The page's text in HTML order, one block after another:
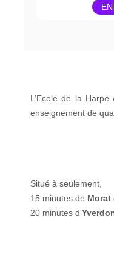
L’Ecole de la
enseignement de
Situé à seulement,
15 minutes de Morat
20 minutes d'